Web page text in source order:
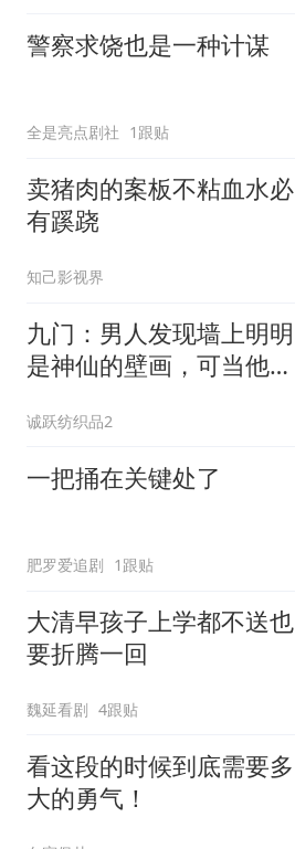
警察求饶也是一种计谋
全是亮点剧社 1跟贴
卖猪肉的案板不粘血水必
有蹊跷
知己影视界
九门：男人发现墙上明明
是神仙的壁画，可当他们
诚跃纺织品2
一把捅在关键处了
肥罗爱追剧 1跟贴
大清早孩子上学都不送也
要折腾一回
魏延看剧 4跟贴
看这段的时候到底需要多
大的勇气！